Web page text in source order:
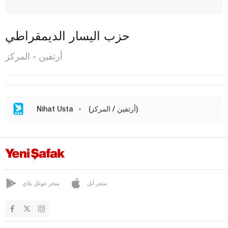
مورغول
شافشات
أيدن
بالق أسير
باتمان
بايبورت
بيتليس
حزب اليسار الديمقراطي
أرتفين - المركز
Nihat Usta - (أرتفين / المركز)
متجر غوغل بلاي متجر آبل